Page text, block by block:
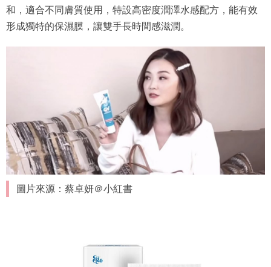
和，適合不同膚質使用，特設高密度潤澤水感配方，能有效
形成獨特的保濕膜，讓雙手長時間感滋潤。
圖片來源：蔡卓妍＠小紅書